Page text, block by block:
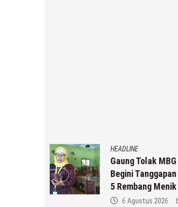
HEADLINE
Gaung Tolak
Begini
5 Rembang
6 Agustus 2026